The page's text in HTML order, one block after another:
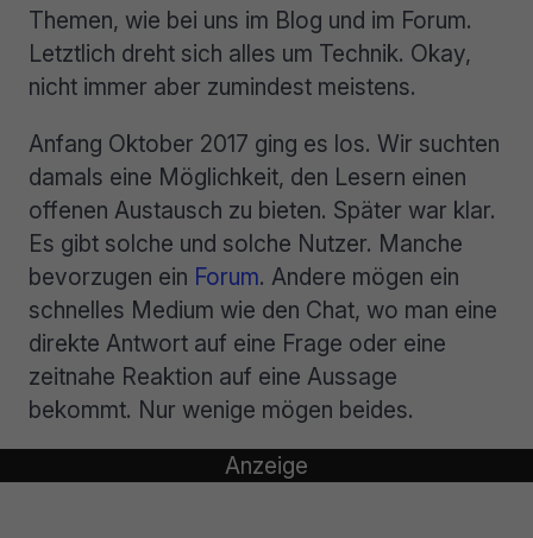
Themen, wie bei uns im Blog und im Forum.
Letztlich dreht sich alles um Technik. Okay,
nicht immer aber zumindest meistens.
Anfang Oktober 2017 ging es los. Wir suchten
damals eine Möglichkeit, den Lesern einen
offenen Austausch zu bieten. Später war klar.
Es gibt solche und solche Nutzer. Manche
bevorzugen ein Forum. Andere mögen ein
schnelles Medium wie den Chat, wo man eine
direkte Antwort auf eine Frage oder eine
zeitnahe Reaktion auf eine Aussage
bekommt. Nur wenige mögen beides.